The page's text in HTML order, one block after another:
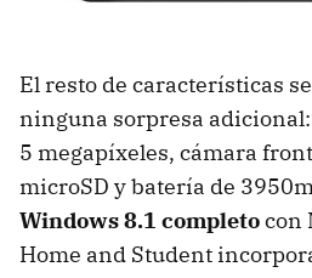
El resto de características
ninguna sorpresa
5 megapíxeles, cámara
microSD y batería de
Windows 8.1 completocon
Home and Student